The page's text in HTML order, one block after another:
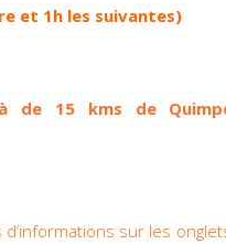
et 1h les suivantes)
de 15 kms de
sur les